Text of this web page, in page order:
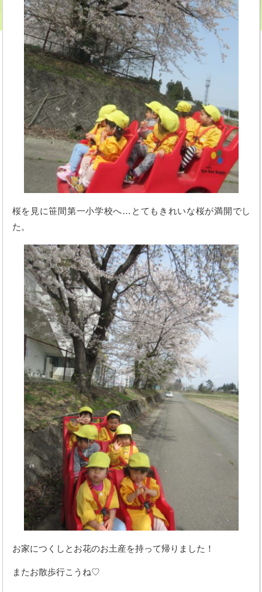
桜を見に笹間第一小学校へ…とてもきれいな桜が満開でし
た。
お家につくしとお花のお土産を持って帰りました！
またお散歩行こうね♡